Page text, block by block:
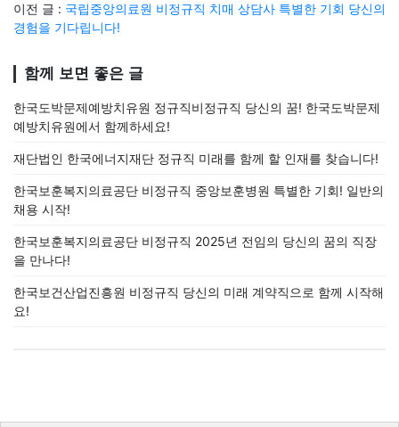
이전 글 : 국립중앙의료원 비정규직 치매 상담사 특별한 기회 당신의
경험을 기다립니다!
함께 보면 좋은 글
한국도박문제예방치유원 정규직비정규직 당신의 꿈! 한국도박문제
예방치유원에서 함께하세요!
재단법인 한국에너지재단 정규직 미래를 함께 할 인재를 찾습니다!
한국보훈복지의료공단 비정규직 중앙보훈병원 특별한 기회! 일반의
채용 시작!
한국보훈복지의료공단 비정규직 2025년 전임의 당신의 꿈의 직장
을 만나다!
한국보건산업진흥원 비정규직 당신의 미래 계약직으로 함께 시작해
요!